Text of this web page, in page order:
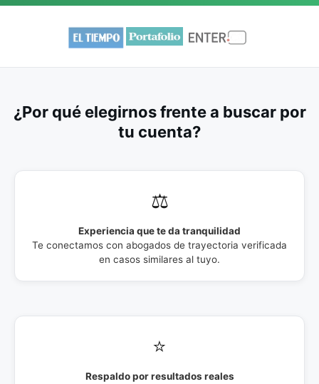
¿Por qué elegirnos frente a buscar por
tu cuenta?
⚖️
Experiencia que te da tranquilidad
Te conectamos con abogados de trayectoria verificada
en casos similares al tuyo.
⭐
Respaldo por resultados reales